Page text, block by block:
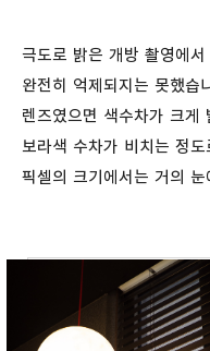
극도로 밝은 개방 촬영에
완전히 억제되지는 못했습
렌즈였으면 색수차가 크게
보라색 수차가 비치는 정
픽셀의 크기에서는 거의